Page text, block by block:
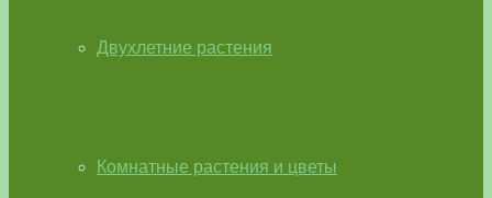
Двухлетние растения
Комнатные растения и цветы